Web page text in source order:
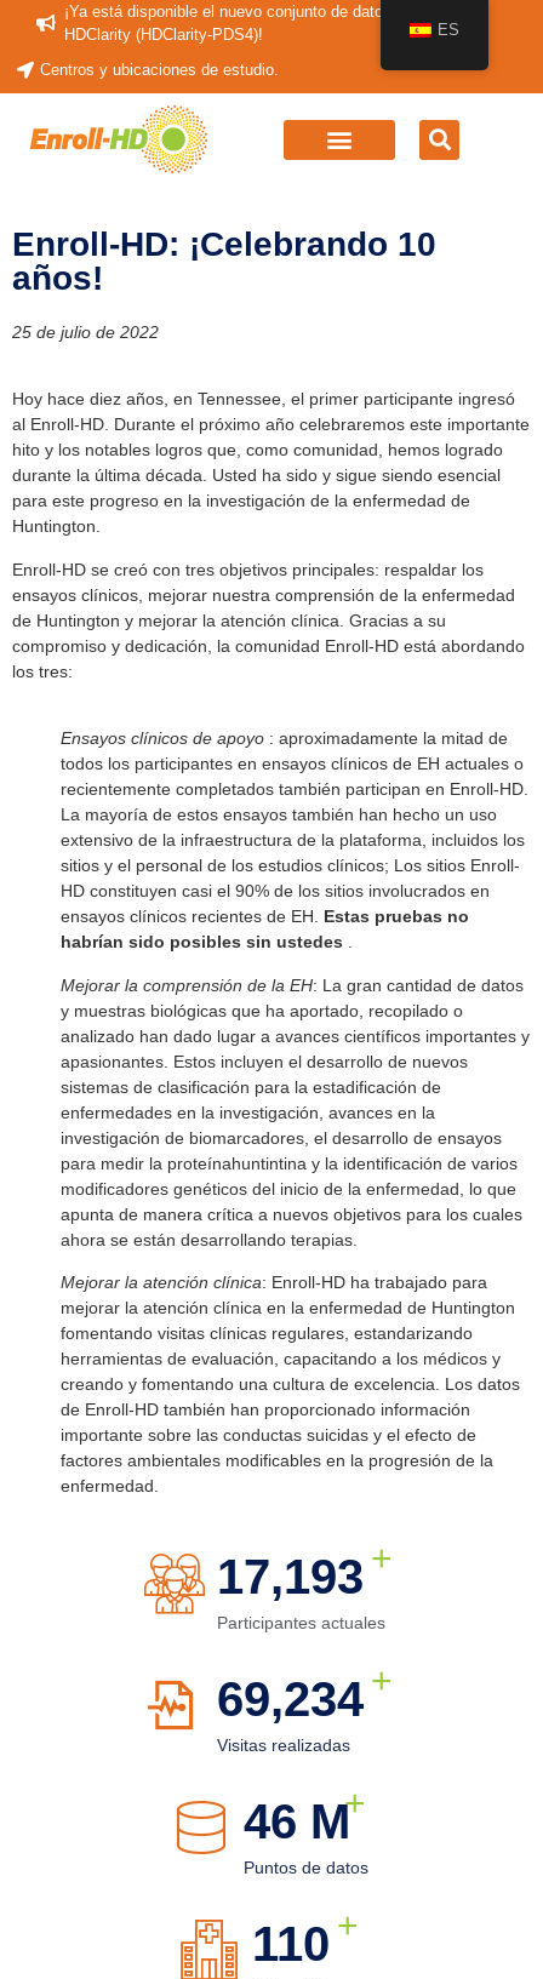
¡Ya está disponible el nuevo conjunto de datos periódicos
HDClarity (HDClarity-PDS4)!
Centros y ubicaciones de estudio.
Enroll-HD: ¡Celebrando 10
años!
25 de julio de 2022
Hoy hace diez años, en Tennessee, el primer participante ingresó
al Enroll-HD. Durante el próximo año celebraremos este importante
hito y los notables logros que, como comunidad, hemos logrado
durante la última década. Usted ha sido y sigue siendo esencial
para este progreso en la investigación de la enfermedad de
Huntington.
Enroll-HD se creó con tres objetivos principales: respaldar los
ensayos clínicos, mejorar nuestra comprensión de la enfermedad
de Huntington y mejorar la atención clínica. Gracias a su
compromiso y dedicación, la comunidad Enroll-HD está abordando
los tres:
Ensayos clínicos de apoyo : aproximadamente la mitad de
todos los participantes en ensayos clínicos de EH actuales o
recientemente completados también participan en Enroll-HD.
La mayoría de estos ensayos también han hecho un uso
extensivo de la infraestructura de la plataforma, incluidos los
sitios y el personal de los estudios clínicos; Los sitios Enroll-
HD constituyen casi el 90% de los sitios involucrados en
ensayos clínicos recientes de EH.
Estas pruebas no
habrían sido posibles sin ustedes
Mejorar la comprensión de la EH: La gran cantidad de datos
y muestras biológicas que ha aportado, recopilado o
analizado han dado lugar a avances científicos importantes y
apasionantes. Estos incluyen el desarrollo de nuevos
sistemas de clasificación para la estadificación de
enfermedades en la investigación, avances en la
investigación de biomarcadores, el desarrollo de ensayos
para medir la proteínahuntintina y la identificación de varios
modificadores genéticos del inicio de la enfermedad, lo que
apunta de manera crítica a nuevos objetivos para los cuales
ahora se están desarrollando terapias.
Mejorar la atención clínica: Enroll-HD ha trabajado para
mejorar la atención clínica en la enfermedad de Huntington
fomentando visitas clínicas regulares, estandarizando
herramientas de evaluación, capacitando a los médicos y
creando y fomentando una cultura de excelencia. Los datos
de Enroll-HD también han proporcionado información
importante sobre las conductas suicidas y el efecto de
factores ambientales modificables en la progresión de la
enfermedad.
18,848 +
Participantes actuales
76,820 +
Visitas realizadas
51 M+
Puntos de datos
125 +
ES